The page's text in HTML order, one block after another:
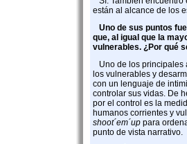
están al alcance de los
Uno de sus puntos
que, al igual que la
vulnerables. ¿Por qué
Uno de los principales
los vulnerables y
con un lenguaje de
controlar sus vidas. De
por el control es la
humanos corrientes y
shoot´em´up para
punto de vista narrativo.